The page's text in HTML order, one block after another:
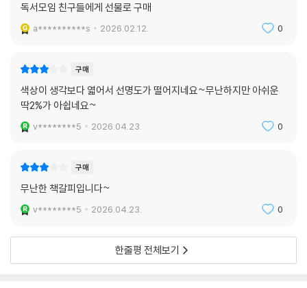
독서모임 친구들에게 선물로 구매
a**********s 2026.02.12. 0
구매
색상이 생각보다 엷어서 선명도가 떨어지네요~무난하지만 아쉬운
딱2%가 아쉽네요~
v********5 2026.04.23. 0
구매
무난한 책갈피입니다~
v********5 2026.04.23. 0
한줄평 전체보기